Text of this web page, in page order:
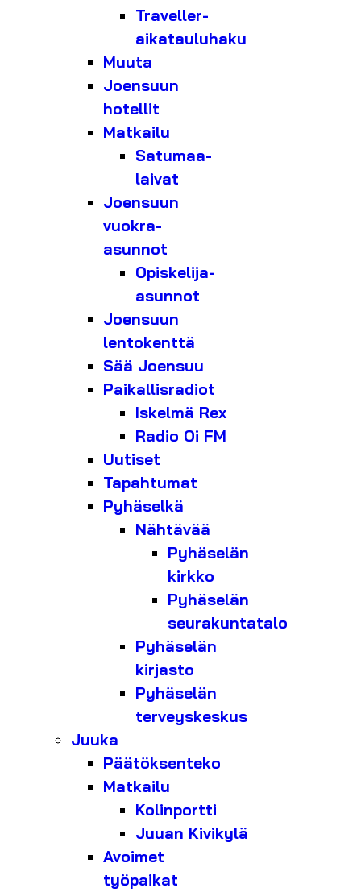
Traveller-
aikatauluhaku
Muuta
Joensuun
hotellit
Matkailu
Satumaa-
laivat
Joensuun
vuokra-
asunnot
Opiskelija-
asunnot
Joensuun
lentokenttä
Sää Joensuu
Paikallisradiot
Iskelmä Rex
Radio Oi FM
Uutiset
Tapahtumat
Pyhäselkä
Nähtävää
Pyhäselän
kirkko
Pyhäselän
seurakuntatalo
Pyhäselän
kirjasto
Pyhäselän
terveyskeskus
Juuka
Päätöksenteko
Matkailu
Kolinportti
Juuan Kivikylä
Avoimet
työpaikat